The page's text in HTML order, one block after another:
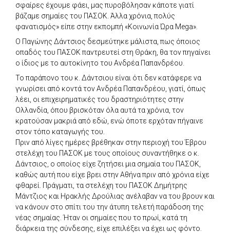
σφαίρες έχουμε φάει, μας πυροβόλησαν κάποτε γιατί
βάζαμε σημαίες του ΠΑΣΟΚ. Άλλα χρόνια, πολύς
φανατισμός» είπε στην εκπομπή «Κοινωνία Ώρα Mega».
Ο Παγώνης Δάντσιος δεσμεύτηκε μάλιστα, πως όποιος
οπαδός του ΠΑΣΟΚ παντρευτεί στη Θράκη, θα τον πηγαίνει
ο ίδιος με το αυτοκίνητο του Ανδρέα Παπανδρέου.
Το παράπονο του κ. Δάντσιου είναι ότι δεν κατάφερε να
γνωρίσει από κοντά τον Ανδρέα Παπανδρέου, γιατί, όπως
λέει, οι επιχειρηματικές του δραστηριότητες στην
Ολλανδία, όπου βρισκόταν όλα αυτά τα χρόνια, τον
κρατούσαν μακριά από εδώ, ενώ όποτε ερχόταν πήγαινε
στον τόπο καταγωγής του.
Πριν από λίγες ημέρες βρέθηκαν στην περιοχή του Έβρου
στελέχη του ΠΑΣΟΚ με τους οποίους συναντήθηκε ο κ.
Δάντσιος, ο οποίος είχε ζητήσει μια σημαία του ΠΑΣΟΚ,
καθώς αυτή που είχε βρει στην Αθήνα πριν από χρόνια είχε
φθαρεί. Πράγματι, τα στελέχη του ΠΑΣΟΚ Δημήτρης
Μάντζιος και Ηρακλής Δρούλιας ανέλαβαν να του βρουν και
να κάνουν στο σπίτι του την άτυπη τελετή παράδοση της
νέας σημαίας. Ήταν οι σημαίες που το πρωί, κατά τη
διάρκεια της σύνδεσης, είχε επιλέξει να έχει ως φόντο.